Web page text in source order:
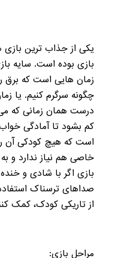
یکی از جذاب ترین بازی
بازی بوده است. سایه
زمان هایی است که برق
چگونه سرگرم کنیم. یا
درست همان زمانی که
کم بشود تا آمادگی
است که هیچ کودکی آن را
خاصی هم نیاز ندارد و
بازی اگر با شادی و
صداهای ترسناک
از تاریکی کودک، کمک
مراحل بازی: